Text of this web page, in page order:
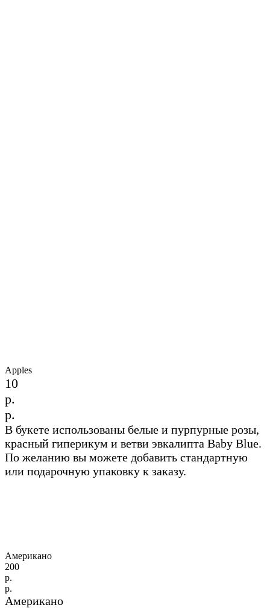
Apples
10
р.
р.
В букете использованы белые и пурпурные розы,
красный гиперикум и ветви эвкалипта Baby Blue.
По желанию вы можете добавить стандартную
или подарочную упаковку к заказу.
Американо
200
р.
р.
Американо